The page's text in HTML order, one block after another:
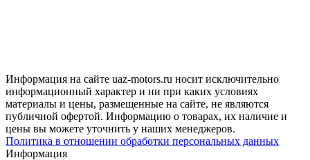
Информация на сайте uaz-motors.ru носит исключительно
информационный характер и ни при каких условиях
материалы и цены, размещенные на сайте, не являются
публичной офертой. Информацию о товарах, их наличие и
цены вы можете уточнить у наших менеджеров.
Политика в отношении обработки персональных данных
Информация